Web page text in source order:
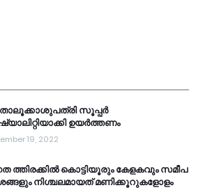
താലൂക്കാശുപത്രി സൂപ്പർ
ഉയർത്തണം
19, 2022
ത്തിരക്കിൽ കൊട്ടിയൂരും കേളകവും സമീപ
നിശ്ചലമായത് മണിക്കൂറുകളോളം